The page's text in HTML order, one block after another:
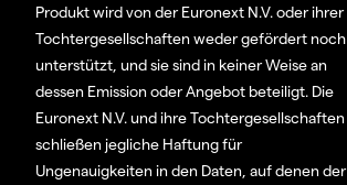
Produkt wird von der Euronext N.V. oder ihrer
Tochtergesellschaften weder gefördert noch
unterstützt, und sie sind in keiner Weise an
dessen Emission oder Angebot beteiligt. Die
Euronext N.V. und ihre Tochtergesellschaften
schließen jegliche Haftung für
Ungenauigkeiten in den Daten, auf denen der